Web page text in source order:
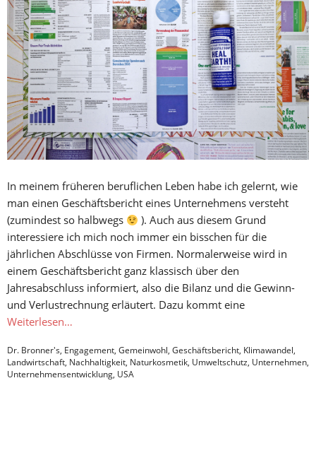
In meinem früheren beruflichen Leben habe ich gelernt, wie
man einen Geschäftsbericht eines Unternehmens versteht
(zumindest so halbwegs
). Auch aus diesem Grund
interessiere ich mich noch immer ein bisschen für die
jährlichen Abschlüsse von Firmen. Normalerweise wird in
einem Geschäftsbericht ganz klassisch über den
Jahresabschluss informiert, also die Bilanz und die Gewinn-
und Verlustrechnung erläutert. Dazu kommt eine
Weiterlesen…
Dr. Bronner's, Engagement, Gemeinwohl, Geschäftsbericht, Klimawandel,
Landwirtschaft, Nachhaltigkeit, Naturkosmetik, Umweltschutz, Unternehmen,
Unternehmensentwicklung, USA